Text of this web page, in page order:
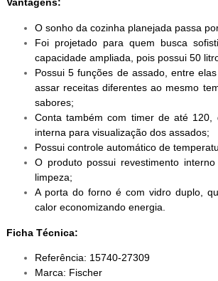
Vantagens:
O sonho da cozinha planejada passa
Foi projetado para quem busca
capacidade ampliada, pois possui 50
Possui 5 funções de assado, entre
assar receitas diferentes ao mesmo
sabores;
Conta também com timer de até 120,
interna para visualização dos assados;
Possui controle automático de
O produto possui revestimento
limpeza;
A porta do forno é com vidro duplo,
calor economizando energia.
Ficha Técnica:
Referência: 15740-27309
Marca: Fischer